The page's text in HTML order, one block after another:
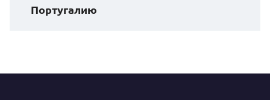
Португалию